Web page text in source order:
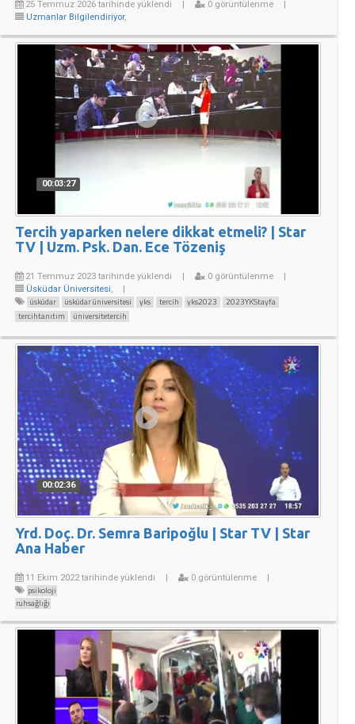
25 Temmuz 2026 tarihinde yüklendi 0 görüntülenme
Uzmanlar Bilgilendiriyor,
00:03:27
Tercih yaparken nelere dikkat etmeli? | Star
TV | Uzm. Psk. Dan. Ece Tözeniş
21 Temmuz 2023 tarihinde yüklendi | 0 görüntülenme
|
Üsküdar Üniversitesi
|
üsküdar üsküdar üniversitesi yks tercih yks2023
2023YKStayfa
tercihtanıtım
üniversitetercih
00:02:36
Yrd. Doç. Dr. Semra Baripoğlu | Star TV | Star
Ana Haber
11 Ekim 2022 tarihinde yüklendi | 0 görüntülenme |
psikoloji
ruhsağlığı